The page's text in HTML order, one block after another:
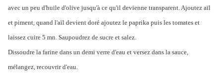
avec un peu d'huile d'olive jusqu'à ce qu'il devienne transparent. Ajoutez aïl
et piment, quand l'aïl devient doré ajoutez le paprika puis les tomates et
laissez cuire 5 mn. Saupoudrez de sucre et salez.
Dissoudre la farine dans un demi verre d'eau et versez dans la sauce,
mélangez, recouvrir d'eau.